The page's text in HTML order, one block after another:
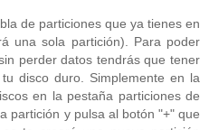
de particiones que ya tienes en
una sola partición). Para poder
perder datos tendrás que tener
disco duro. Simplemente en la
en la pestaña particiones de
partición y pulsa al botón "+" que